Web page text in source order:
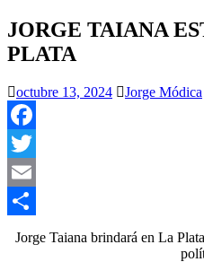
JORGE TAIANA
PLATA
octubre 13, 2024 Jorge Módica
Facebook
Twitter
Email
Compartir
Jorge Taiana brindará en La